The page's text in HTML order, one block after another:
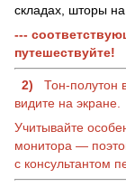
складах, шторы на
---
путешествуйте!
2)
Тон-полутон
видите на экране.
Учитывайте
монитора —
с консультантом